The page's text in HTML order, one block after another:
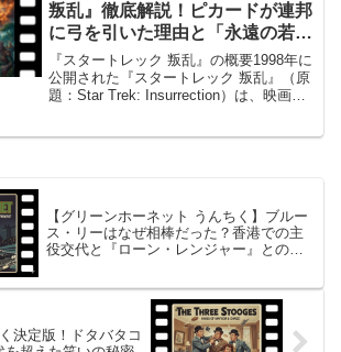
叛乱』徹底解説！ピカードが連邦
に弓を引いた理由と「永遠の若
さ」の代償
『スタートレック 叛乱』の概要1998年に
公開された『スタートレック 叛乱』（原
題：Star Trek: Insurrection）は、映画版
【グリーンホーネット うんちく】ブルー
ス・リーはなぜ相棒だった？香港での主
役交代と『ローン・レンジャー』との意
決定版！ドタバタコ